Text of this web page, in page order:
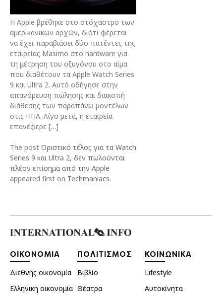
Η Apple βρέθηκε στο στόχαστρο των
αμερικάνικων αρχών, διότι φέρεται
να έχει παραβιάσει δύο πατέντες της
εταιρείας Masimo στο hardware για
τη μέτρηση του οξυγόνου στο αίμα
που διαθέτουν τα Apple Watch Series
9 και Ultra 2. Αυτό οδήγησε στην
απαγόρευση πώλησης και διακοπή
διάθεσης των παραπάνω μοντέλων
στις ΗΠΑ. Λίγο μετά, η εταιρεία
επανέφερε […]
The post Οριστικό τέλος για τα Watch
Series 9 και Ultra 2, δεν πωλούνται
πλέον επίσημα από την Apple
appeared first on Techmaniacs.
ΟΙΚΟΝΟΜΙΑ
Διεθνής οικονομία
Ελληνική οικονομία
ΠΟΛΙΤΙΣΜΟΣ
Βιβλίο
Θέατρα
ΚΟΙΝΩΝΙΚΑ
Lifestyle
Αυτοκίνητα